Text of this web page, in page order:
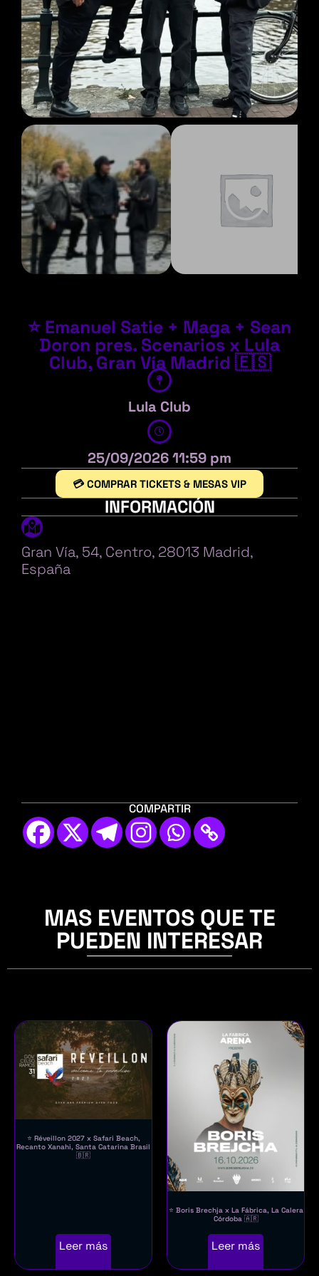
⭐ Emanuel Satie + Maga + Sean
Doron pres. Scenarios x Lula
Club, Gran Vía Madrid 🇪🇸
Lula Club
25/09/2026 11:59 pm
💳 COMPRAR TICKETS & MESAS VIP
INFORMACIÓN
Gran Vía, 54, Centro, 28013 Madrid,
España
COMPARTIR
MAS EVENTOS QUE TE
PUEDEN INTERESAR
⭐ Réveillon 2027 x Safari Beach,
Recanto Xanahi, Santa Catarina Brasil
🇧🇷
Leer más
⭐ Boris Brechja x La Fábrica, La Calera
Córdoba 🇦🇷
Leer más